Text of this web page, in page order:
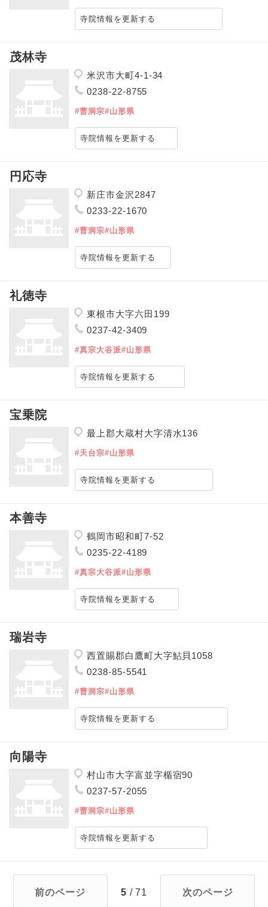
寺院情報を更新する
茂林寺
米沢市大町4-1-34
0238-22-8755
#曹洞宗#山形県
寺院情報を更新する
円応寺
新庄市金沢2847
0233-22-1670
#曹洞宗#山形県
寺院情報を更新する
礼徳寺
東根市大字六田199
0237-42-3409
#真宗大谷派#山形県
寺院情報を更新する
宝乗院
最上郡大蔵村大字清水136
#天台宗#山形県
寺院情報を更新する
本善寺
鶴岡市昭和町7-52
0235-22-4189
#真宗大谷派#山形県
寺院情報を更新する
瑞岩寺
西置賜郡白鷹町大字鮎貝1058
0238-85-5541
#曹洞宗#山形県
寺院情報を更新する
向陽寺
村山市大字富並字楯宿90
0237-57-2055
#曹洞宗#山形県
寺院情報を更新する
前のページ 5 / 71 次のページ